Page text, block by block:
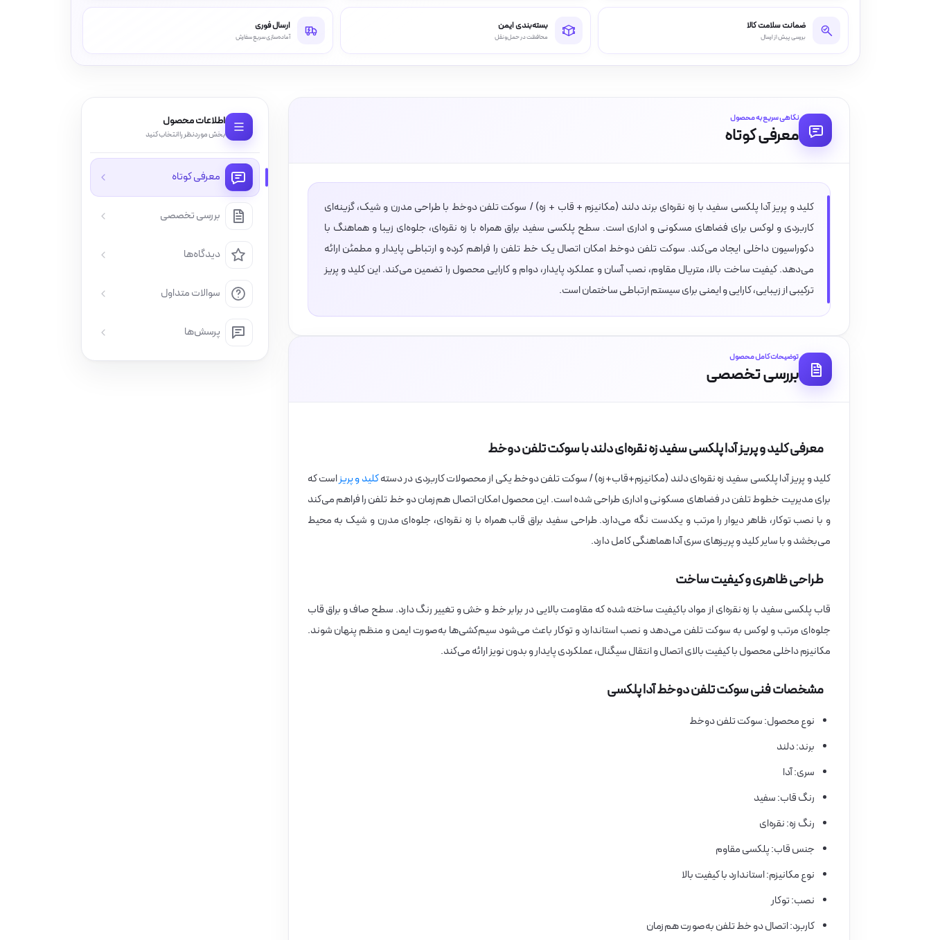
اطلاعات محصول
بخش موردنظر را انتخاب کنید
معرفی کوتاه
بررسی تخصصی
دیدگاه‌ها
سوالات متداول
پرسش‌ها
نگاهی سریع به محصول
معرفی کوتاه
کلید و پریز آدا پلکسی سفید با زه نقره‌ای برند دلند (مکانیزم + قاب + زه) / سوکت تلفن دوخط با طراحی مدرن و شیک، گزینه‌ای
کاربردی و لوکس برای فضاهای مسکونی و اداری است. سطح پلکسی سفید براق همراه با زه نقره‌ای، جلوه‌ای زیبا و هماهنگ با
دکوراسیون داخلی ایجاد می‌کند. سوکت تلفن دوخط امکان اتصال یک خط تلفن را فراهم کرده و ارتباطی پایدار و مطمئن ارائه
می‌دهد. کیفیت ساخت بالا، متریال مقاوم، نصب آسان و عملکرد پایدار، دوام و کارایی محصول را تضمین می‌کند. این کلید و پریز
ترکیبی از زیبایی، کارایی و ایمنی برای سیستم ارتباطی ساختمان است.
توضیحات کامل محصول
بررسی تخصصی
معرفی کلید و پریز آدا پلکسی سفید زه نقره‌ای دلند با سوکت تلفن دوخط
کلید و پریز آدا پلکسی سفید زه نقره‌ای دلند (مکانیزم+قاب+زه) / سوکت تلفن دوخط یکی از محصولات کاربردی در دستهکلید و پریزاست که
برای مدیریت خطوط تلفن در فضاهای مسکونی و اداری طراحی شده است. این محصول امکان اتصال هم‌زمان دو خط تلفن را فراهم می‌کند
و با نصب توکار، ظاهر دیوار را مرتب و یکدست نگه می‌دارد. طراحی سفید براق قاب همراه با زه نقره‌ای، جلوه‌ای مدرن و شیک به محیط
می‌بخشد و با سایر کلید و پریزهای سری آدا هماهنگی کامل دارد.
طراحی ظاهری و کیفیت ساخت
قاب پلکسی سفید با زه نقره‌ای از مواد باکیفیت ساخته شده که مقاومت بالایی در برابر خط و خش و تغییر رنگ دارد. سطح صاف و براق قاب
جلوه‌ای مرتب و لوکس به سوکت تلفن می‌دهد و نصب استاندارد و توکار باعث می‌شود سیم‌کشی‌ها به‌صورت ایمن و منظم پنهان شوند.
مکانیزم داخلی محصول با کیفیت بالای اتصال و انتقال سیگنال، عملکردی پایدار و بدون نویز ارائه می‌کند.
مشخصات فنی سوکت تلفن دوخط آدا پلکسی
نوع محصول: سوکت تلفن دوخط
برند: دلند
سری: آدا
رنگ قاب: سفید
رنگ زه: نقره‌ای
جنس قاب: پلکسی مقاوم
نوع مکانیزم: استاندارد با کیفیت بالا
نصب: توکار
کاربرد: اتصال دو خط تلفن به‌صورت هم‌زمان
ضمانت سلامت کالا
بررسی پیش از ارسال
بسته‌بندی ایمن
محافظت در حمل‌ونقل
ارسال فوری
آماده‌سازی سریع سفارش